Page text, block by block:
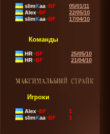
slimKaa~BF
05/01/11
Alex~BF
22/05/10
slimKaa~BF 17/04/10
Команды
HR~BF
25/05/10
HR~BF 21/04/10
Игроки
Alex~BF
1
slimKaa~BF 1